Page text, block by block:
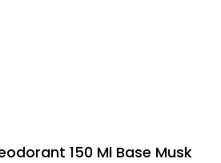
150 Ml Base Musk